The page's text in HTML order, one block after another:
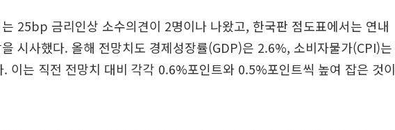
25bp 금리인상 소수의견이 2명이나 나왔고, 한국판 점도표에서는 연내
시사했다. 올해 전망치도 경제성장률(GDP)은 2.6%, 소비자물가(CPI)는
이는 직전 전망치 대비 각각 0.6%포인트와 0.5%포인트씩 높여 잡은 것이